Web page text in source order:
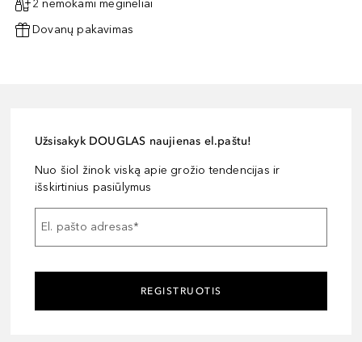
2 nemokami mėginėliai
Dovanų pakavimas
Užsisakyk DOUGLAS naujienas el.paštu!
Nuo šiol žinok viską apie grožio tendencijas ir
išskirtinius pasiūlymus
El. pašto adresas*
REGISTRUOTIS